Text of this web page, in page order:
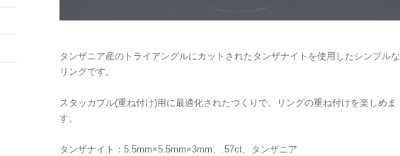
タンザニア産のトライアングルにカットされたタンザナイトを使用したシンプルな
リングです。
スタッカブル(重ね付け)用に最適化されたつくりで、リングの重ね付けを楽しめま
す。
タンザナイト：5.5mm×5.5mm×3mm、.57ct、タンザニア